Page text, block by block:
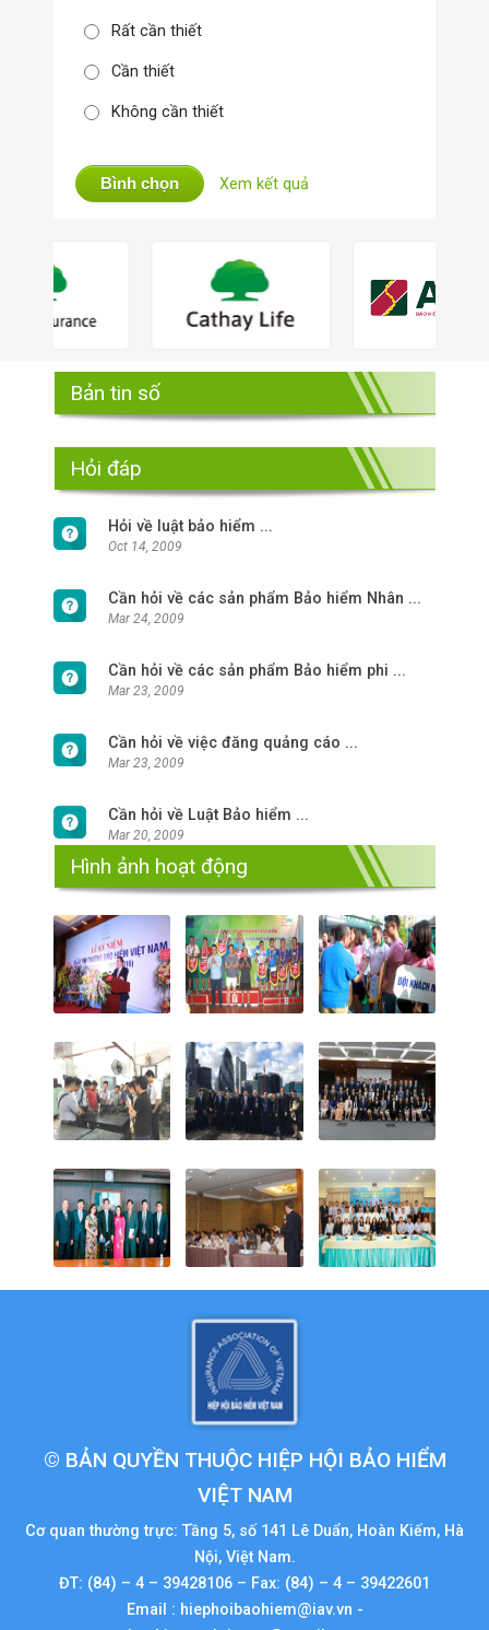
Rất cần thiết
Cần thiết
Không cần thiết
Bình chọn Xem kết quả
Bản tin số
Hỏi đáp
Hỏi về luật bảo hiểm ...
Oct 14, 2009
Cần hỏi về các sản phẩm Bảo hiểm Nhân ...
Mar 24, 2009
Cần hỏi về các sản phẩm Bảo hiểm phi ...
Mar 23, 2009
Cần hỏi về việc đăng quảng cáo ...
Mar 23, 2009
Cần hỏi về Luật Bảo hiểm ...
Mar 20, 2009
Hình ảnh hoạt động
© BẢN QUYỀN THUỘC HIỆP HỘI BẢO HIỂM
VIỆT NAM
Cơ quan thường trực: Tầng 5, số 141 Lê Duẩn, Hoàn Kiếm, Hà
Nội, Việt Nam.
ĐT: (84) – 4 – 39428106 – Fax: (84) – 4 – 39422601
Email : hiephoibaohiem@iav.vn -